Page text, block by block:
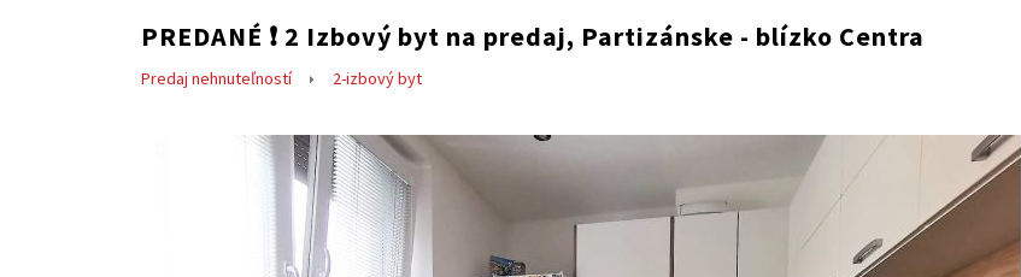
PREDANÉ ❗️ 2 Izbový byt na predaj, Partizánske - blízko Centra
Predaj nehnuteľností 2-izbový byt